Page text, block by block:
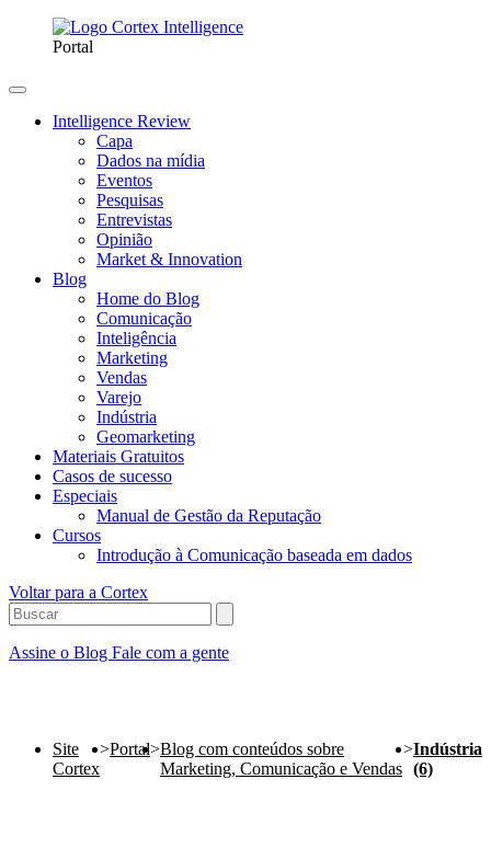
Portal
Intelligence Review
Capa
Dados na mídia
Eventos
Pesquisas
Entrevistas
Opinião
Market & Innovation
Blog
Home do Blog
Comunicação
Inteligência
Marketing
Vendas
Varejo
Indústria
Geomarketing
Materiais Gratuitos
Casos de sucesso
Especiais
Manual de Gestão da Reputação
Cursos
Introdução à Comunicação baseada em dados
Voltar para a Cortex
Assine o Blog Fale com a gente
Site
Cortex
>Portal>Blog com conteúdos sobre
Marketing, Comunicação e Vendas
>Indústria
(6)